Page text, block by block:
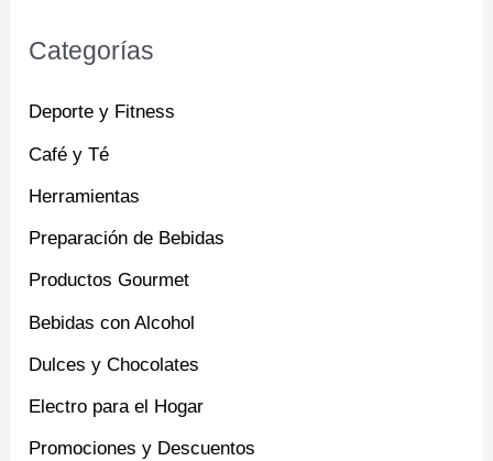
Categorías
Deporte y Fitness
Café y Té
Herramientas
Preparación de Bebidas
Productos Gourmet
Bebidas con Alcohol
Dulces y Chocolates
Electro para el Hogar
Promociones y Descuentos